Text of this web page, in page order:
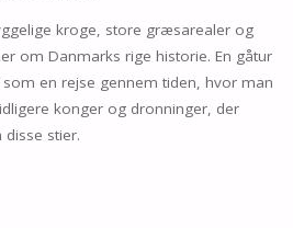
kroge, store græsarealer og
om Danmarks rige historie. En gåtur
en rejse gennem tiden, hvor man
konger og dronninger, der
stier.